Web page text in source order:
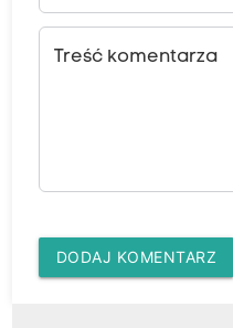
Treść komentarza
DODAJ KOMENTARZ